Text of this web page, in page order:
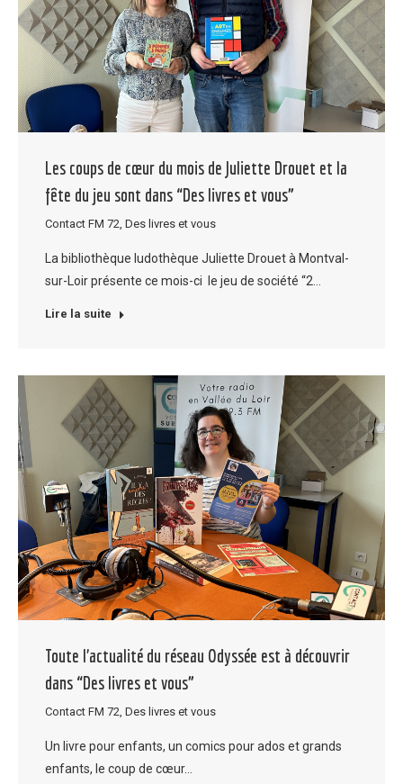
Les coups de cœur du mois de Juliette Drouet et la
fête du jeu sont dans “Des livres et vous”
Contact FM 72 Des livres et vous
La bibliothèque ludothèque Juliette Drouet à Montval-
sur-Loir présente ce mois-ci le jeu de société “2…
Lire la suite
Toute l’actualité du réseau Odyssée est à découvrir
dans “Des livres et vous”
Contact FM 72 Des livres et vous
Un livre pour enfants, un comics pour ados et grands
enfants, le coup de cœur…